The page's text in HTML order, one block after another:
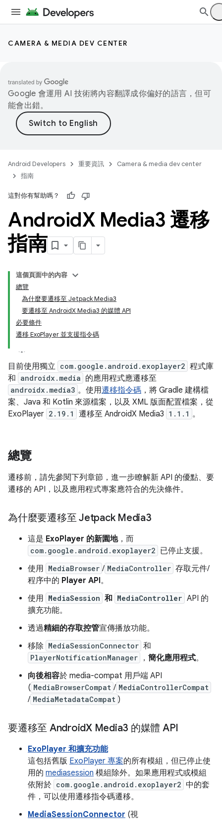
CAMERA & MEDIA DEV CENTER
Google 會運用 AI 技術將內容翻譯成你偏好的語言，但可
能會出錯。
Android Developers 重要資訊
Camera & media dev center
指南
這對你有幫助嗎？
AndroidX Media3 遷移
指南
這個頁面中的內容
總覽
為什麼要遷移至 Jetpack Media3
要遷移至 AndroidX Media3 的媒體 API
必要條件
遷移 ExoPlayer 並支援指令碼
目前使用獨立 com.google.android.exoplayer2 程式庫
和 androidx.media 的應用程式應遷移至
androidx.media3 。使用遷移指令碼 ，將 Gradle 建構檔
案、Java 和 Kotlin 來源檔案，以及 XML 版面配置檔案，從
ExoPlayer 2.19.1 遷移至 AndroidX Media3 1.1.1 。
總覽
遷移前，請先參閱下列章節，進一步瞭解新 API 的優點、要
遷移的 API，以及應用程式專案應符合的先決條件。
為什麼要遷移至 Jetpack Media3
這是 ExoPlayer 的新園地，而
com.google.android.exoplayer2 已停止支援。
使用 MediaBrowser / MediaController 存取元件/
程序中的 Player API。
使用 MediaSession 和 MediaController API 的
擴充功能。
透過精細的存取控管宣傳播放功能。
移除 MediaSessionConnector 和
PlayerNotificationManager ， 簡化應用程式。
向後相容於 media-compat 用戶端 API
( MediaBrowserCompat / MediaControllerCompat
/ MediaMetadataCompat )
要遷移至 AndroidX Media3 的媒體 API
ExoPlayer 和擴充功能
這包括舊版 ExoPlayer 專案的所有模組，但已停止使
用的 mediasession 模組除外。如果應用程式或模組
依附於 com.google.android.exoplayer2 中的套
件，可以使用遷移指令碼遷移。
MediaSessionConnector (視